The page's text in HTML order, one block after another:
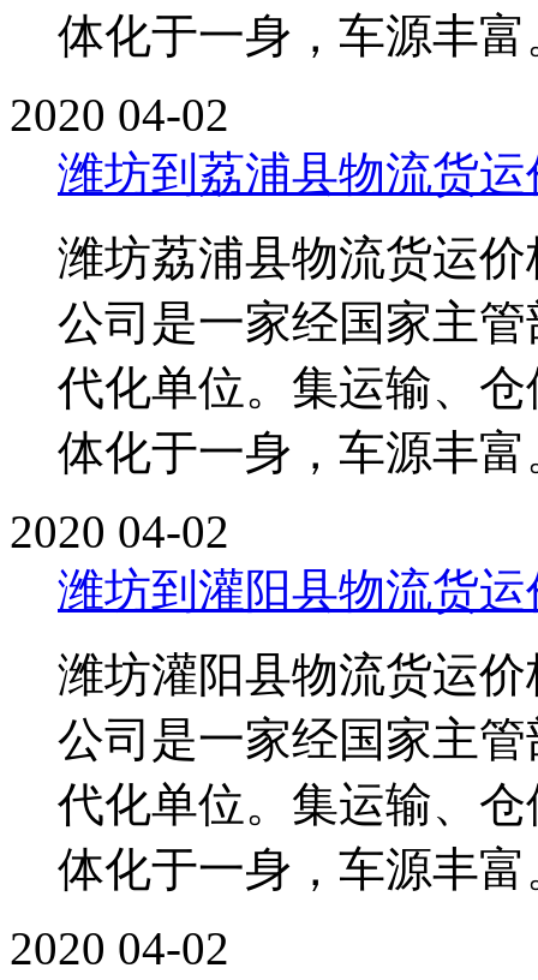
体化于一身，车源丰富
2020 04-02
潍坊到荔浦县物流货
潍坊荔浦县物流货运
公司是一家经国家主
代化单位。集运输、
体化于一身，车源丰富
2020 04-02
潍坊到灌阳县物流货
潍坊灌阳县物流货运
公司是一家经国家主
代化单位。集运输、
体化于一身，车源丰富
2020 04-02